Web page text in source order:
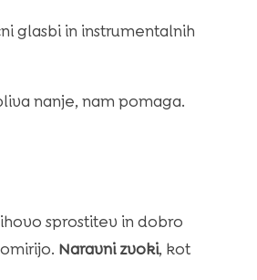
glasbi in instrumentalnih
nanje, nam pomaga.
sprostitev in dobro
Naravni zvoki, kot